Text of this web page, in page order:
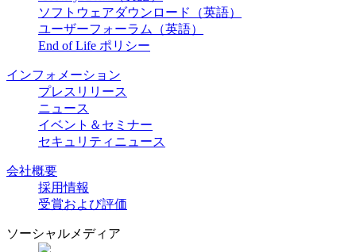
ソフトウェアダウンロード（英語）
ユーザーフォーラム（英語）
End of Life ポリシー
インフォメーション
プレスリリース
ニュース
イベント＆セミナー
セキュリティニュース
会社概要
採用情報
受賞および評価
ソーシャルメディア